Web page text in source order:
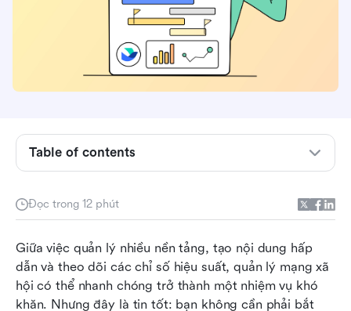
Đọc trong 12 phút
Giữa việc quản lý nhiều nền tảng, tạo nội dung hấp
dẫn và theo dõi các chỉ số hiệu suất, quản lý mạng xã
hội có thể nhanh chóng trở thành một nhiệm vụ khó
khăn. Nhưng đây là tin tốt: bạn không cần phải bắt
Table of contents
Những thành phần chính của một gói dịch vụ
mạng xã hội thành công
Lợi ích của việc sử dụng mẫu gói dịch vụ mạng
Mẫu gói dịch vụ mạng xã hội chung
Mẫu dành riêng cho nền tảng